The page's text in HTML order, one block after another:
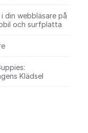
din webbläsare på
och surfplatta
Klädsel